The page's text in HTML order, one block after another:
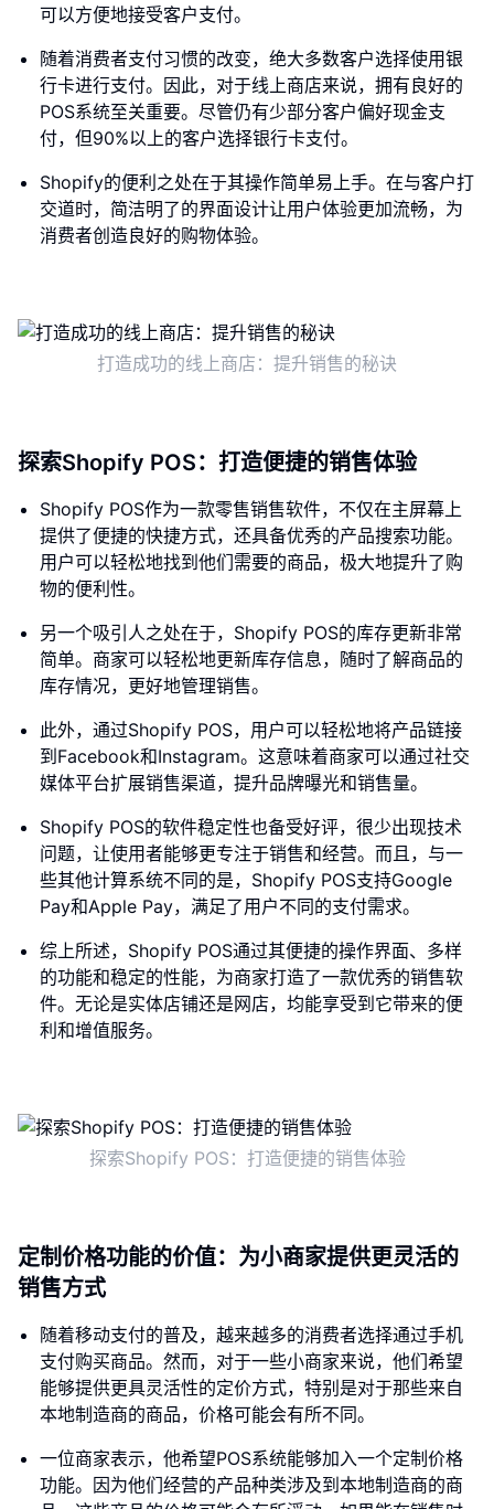
可以方便地接受客户支付。
随着消费者支付习惯的改变，绝大多数客户选择使用银
行卡进行支付。因此，对于线上商店来说，拥有良好的
POS系统至关重要。尽管仍有少部分客户偏好现金支
付，但90%以上的客户选择银行卡支付。
Shopify的便利之处在于其操作简单易上手。在与客户打
交道时，简洁明了的界面设计让用户体验更加流畅，为
消费者创造良好的购物体验。
打造成功的线上商店：提升销售的秘诀
探索Shopify POS：打造便捷的销售体验
Shopify POS作为一款零售销售软件，不仅在主屏幕上
提供了便捷的快捷方式，还具备优秀的产品搜索功能。
用户可以轻松地找到他们需要的商品，极大地提升了购
物的便利性。
另一个吸引人之处在于，Shopify POS的库存更新非常
简单。商家可以轻松地更新库存信息，随时了解商品的
库存情况，更好地管理销售。
此外，通过Shopify POS，用户可以轻松地将产品链接
到Facebook和Instagram。这意味着商家可以通过社交
媒体平台扩展销售渠道，提升品牌曝光和销售量。
Shopify POS的软件稳定性也备受好评，很少出现技术
问题，让使用者能够更专注于销售和经营。而且，与一
些其他计算系统不同的是，Shopify POS支持Google
Pay和Apple Pay，满足了用户不同的支付需求。
综上所述，Shopify POS通过其便捷的操作界面、多样
的功能和稳定的性能，为商家打造了一款优秀的销售软
件。无论是实体店铺还是网店，均能享受到它带来的便
利和增值服务。
探索Shopify POS：打造便捷的销售体验
定制价格功能的价值：为小商家提供更灵活的
销售方式
随着移动支付的普及，越来越多的消费者选择通过手机
支付购买商品。然而，对于一些小商家来说，他们希望
能够提供更具灵活性的定价方式，特别是对于那些来自
本地制造商的商品，价格可能会有所不同。
一位商家表示，他希望POS系统能够加入一个定制价格
功能。因为他们经营的产品种类涉及到本地制造商的商